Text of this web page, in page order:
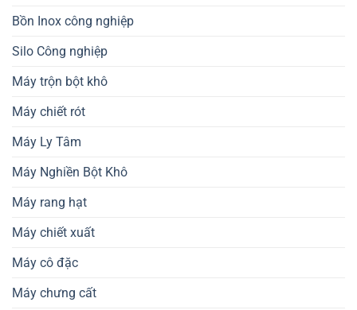
Bồn Inox công nghiệp
Silo Công nghiệp
Máy trộn bột khô
Máy chiết rót
Máy Ly Tâm
Máy Nghiền Bột Khô
Máy rang hạt
Máy chiết xuất
Máy cô đặc
Máy chưng cất